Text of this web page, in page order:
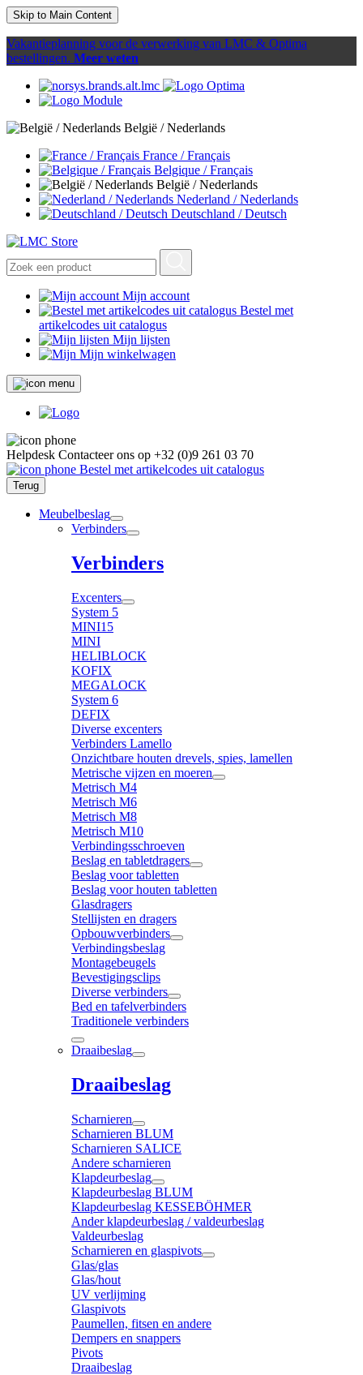
Skip to Main Content
Vakantieplanning voor de verwerking van LMC & Optima
bestellingen. Meer weten
België / Nederlands
France / Français
Belgique / Français
België / Nederlands
Nederland / Nederlands
Deutschland / Deutsch
Mijn account
Bestel met
artikelcodes uit catalogus
Mijn lijsten
Mijn winkelwagen
Helpdesk Contacteer ons op +32 (0)9 261 03 70
Bestel met artikelcodes uit catalogus
Terug
Meubelbeslag
Verbinders
Verbinders
Excenters
System 5
MINI15
MINI
HELIBLOCK
KOFIX
MEGALOCK
System 6
DEFIX
Diverse excenters
Verbinders Lamello
Onzichtbare houten drevels, spies, lamellen
Metrische vijzen en moeren
Metrisch M4
Metrisch M6
Metrisch M8
Metrisch M10
Verbindingsschroeven
Beslag en tabletdragers
Beslag voor tabletten
Beslag voor houten tabletten
Glasdragers
Stellijsten en dragers
Opbouwverbinders
Verbindingsbeslag
Montagebeugels
Bevestigingsclips
Diverse verbinders
Bed en tafelverbinders
Traditionele verbinders
Draaibeslag
Draaibeslag
Scharnieren
Scharnieren BLUM
Scharnieren SALICE
Andere scharnieren
Klapdeurbeslag
Klapdeurbeslag BLUM
Klapdeurbeslag KESSEBÖHMER
Ander klapdeurbeslag / valdeurbeslag
Valdeurbeslag
Scharnieren en glaspivots
Glas/glas
Glas/hout
UV verlijming
Glaspivots
Paumellen, fitsen en andere
Dempers en snappers
Pivots
Draaibeslag